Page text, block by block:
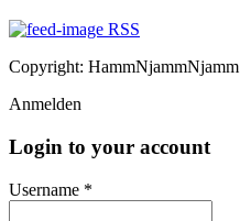
RSS
Copyright: HammNjammNjamm
Anmelden
Login to your account
Username *